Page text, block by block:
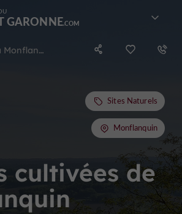
GARONNE
cultivées de
Sites Naturels
Monflanquin